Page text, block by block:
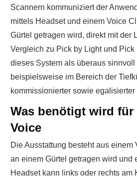
Scannern kommuniziert der
mittels Headset und einem Voice
Gürtel getragen wird, direkt mit der
Vergleich zu Pick by Light und Pick
dieses System als überaus sinnvoll
beispielsweise im Bereich der
kommissionierter sowie egalisierter
Was benötigt wird für
Voice
Die Ausstattung besteht aus einem
an einem Gürtel getragen wird und
Headset kann links oder rechts am